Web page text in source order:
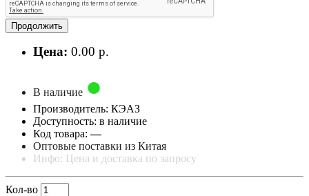
Продолжить
Цена: 0.00 р.
В наличие
Производитель: КЭАЗ
Доступность: в наличие
Код товара:—
Оптовые поставки из Китая
Инфо: Цена и доставка по запросу
Кол-во